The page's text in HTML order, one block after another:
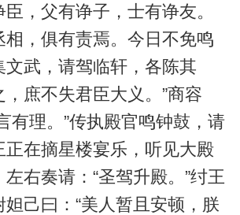
，父有诤子，士有诤友。
相，俱有责焉。今日不免鸣
文武，请驾临轩，各陈其
庶不失君臣大义。”商容
有理。”传执殿官鸣钟鼓，请
正在摘星楼宴乐，听见大殿
左右奏请：“圣驾升殿。”纣王
己曰：“美人暂且安顿，朕